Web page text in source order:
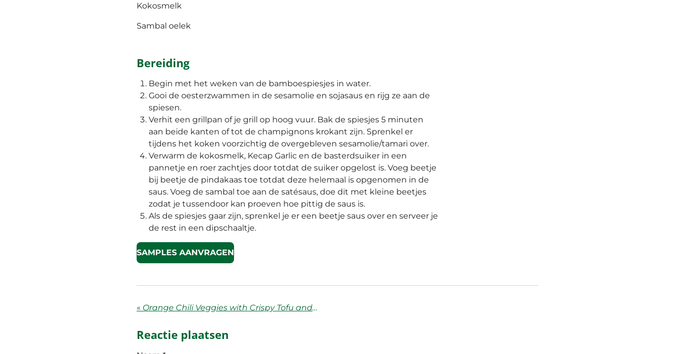
Kokosmelk
Sambal oelek
Bereiding
Begin met het weken van de bamboespiesjes in water.
Gooi de oesterzwammen in de sesamolie en sojasaus en rijg ze aan de
spiesen.
Verhit een grillpan of je grill op hoog vuur. Bak de spiesjes 5 minuten
aan beide kanten of tot de champignons krokant zijn. Sprenkel er
tijdens het koken voorzichtig de overgebleven sesamolie/tamari over.
Verwarm de kokosmelk, Kecap Garlic en de basterdsuiker in een
pannetje en roer zachtjes door totdat de suiker opgelost is. Voeg beetje
bij beetje de pindakaas toe totdat deze helemaal is opgenomen in de
saus. Voeg de sambal toe aan de satésaus, doe dit met kleine beetjes
zodat je tussendoor kan proeven hoe pittig de saus is.
Als de spiesjes gaar zijn, sprenkel je er een beetje saus over en serveer je
de rest in een dipschaaltje.
SAMPLES AANVRAGEN
« Orange Chili Veggies with Crispy Tofu and Cashews
Reactie plaatsen